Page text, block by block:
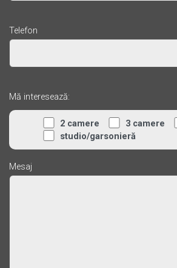
Telefon
Mă interesează:
2 camere 3 camere
studio/garsonieră
Mesaj